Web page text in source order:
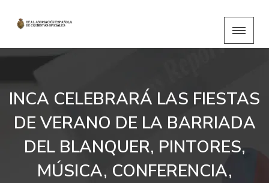
INCA CELEBRARÁ LAS FIESTAS
DE VERANO DE LA BARRIADA
DEL BLANQUER, PINTORES,
MÚSICA, CONFERENCIA,